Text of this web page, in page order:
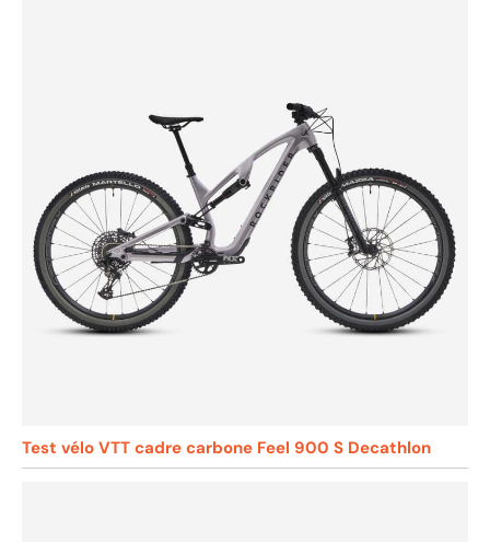
Test vélo VTT cadre carbone Feel 900 S Decathlon